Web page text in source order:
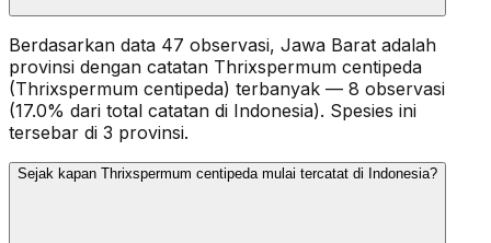
Berdasarkan data 47 observasi, Jawa Barat adalah
provinsi dengan catatan Thrixspermum centipeda
(Thrixspermum centipeda) terbanyak — 8 observasi
(17.0% dari total catatan di Indonesia). Spesies ini
tersebar di 3 provinsi.
Sejak kapan Thrixspermum centipeda mulai tercatat di Indonesia?